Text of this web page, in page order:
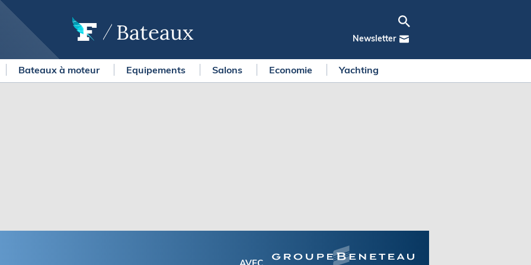
Bateaux Newsletter
Cup
METEO CONSULT Marine
Bateaux à moteur Equipements Salons Economie Yachting